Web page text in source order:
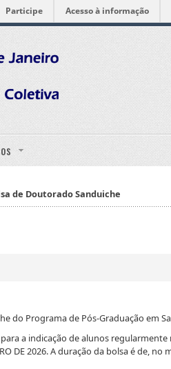
Participe Acesso à informação
de Doutorado Sanduiche
Programa de Pós-Graduação em
a indicação de alunos
DE 2026. A duração da bolsa é de,